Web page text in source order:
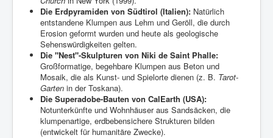
Die Erdpyramiden von Südtirol (Italien): Natürlich
entstandene Klumpen aus Lehm und Geröll, die durch
Erosion geformt wurden und heute als geologische
Sehenswürdigkeiten gelten.
Die "Nest"-Skulpturen von Niki de Saint Phalle:
Großformatige, begehbare Klumpen aus Beton und
Mosaik, die als Kunst- und Spielorte dienen (z. B. Tarot-
Garten in der Toskana).
Die Superadobe-Bauten von CalEarth (USA):
Notunterkünfte und Wohnhäuser aus Sandsäcken, die
klumpenartige, erdbebensichere Strukturen bilden
(entwickelt für humanitäre Zwecke).